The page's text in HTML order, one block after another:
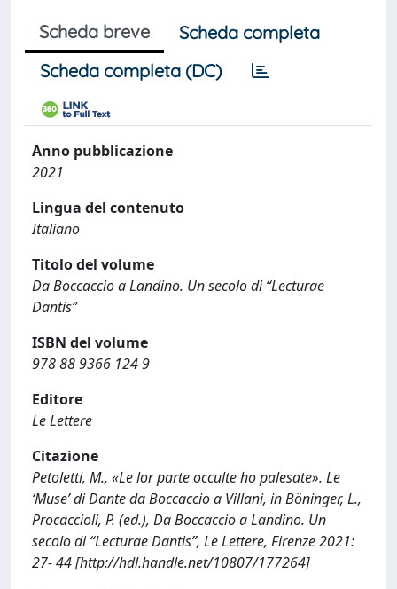
Scheda breve
Scheda completa
Scheda completa (DC)
Anno pubblicazione
2021
Lingua del contenuto
Italiano
Titolo del volume
Da Boccaccio a Landino. Un secolo di “Lecturae
Dantis”
ISBN del volume
978 88 9366 124 9
Editore
Le Lettere
Citazione
Petoletti, M., «Le lor parte occulte ho palesate». Le
‘Muse’ di Dante da Boccaccio a Villani, in Böninger, L.,
Procaccioli, P. (ed.), Da Boccaccio a Landino. Un
secolo di “Lecturae Dantis”, Le Lettere, Firenze 2021:
27- 44 [http://hdl.handle.net/10807/177264]